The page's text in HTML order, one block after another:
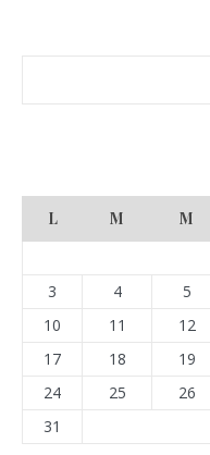
L M M
3
4 5
10
11 12
17
18 19
24
25 26
31